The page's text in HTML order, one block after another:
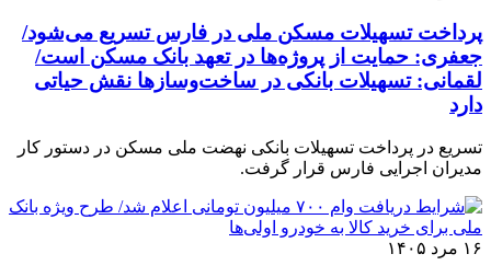
پرداخت تسهیلات مسکن ملی در فارس تسریع می‌شود/
جعفری: حمایت از پروژه‌ها در تعهد بانک مسکن است/
لقمانی: تسهیلات بانکی در ساخت‌وسازها نقش حیاتی
دارد
تسریع در پرداخت تسهیلات بانکی نهضت ملی مسکن در دستور کار
مدیران اجرایی فارس قرار گرفت.
۱۶ مرد ۱۴۰۵